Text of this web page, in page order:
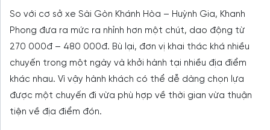
So với cơ sở xe Sài Gòn Khánh Hòa – Huỳnh Gia, Khanh
Phong đưa ra mức ra nhỉnh hơn một chút, dao động từ
270 000đ – 480 000đ. Bù lại, đơn vị khai thác khá nhiều
chuyến trong một ngày và khởi hành tại nhiều địa điểm
khác nhau. Vì vậy hành khách có thể dễ dàng chọn lựa
được một chuyến đi vừa phù hợp về thời gian vừa thuận
tiện về địa điểm đón.